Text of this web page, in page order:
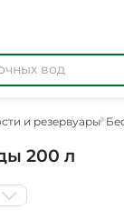
и резервуары
200 л